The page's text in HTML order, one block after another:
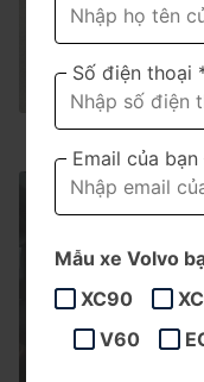
Số điện thoại
Email của bạn
Mẫu xe Volvo
XC90
V60